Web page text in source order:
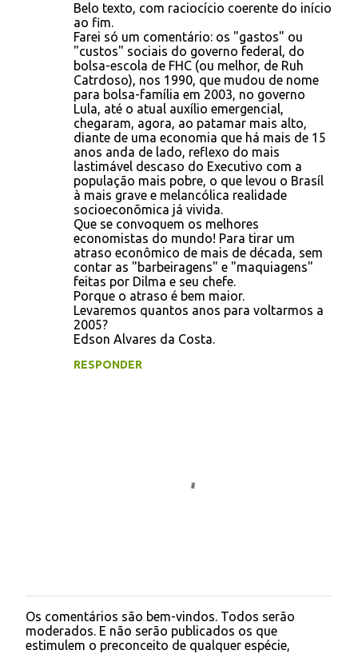
Belo texto, com raciocício coerente do início
ao fim.
Farei só um comentário: os "gastos" ou
"custos" sociais do governo federal, do
bolsa-escola de FHC (ou melhor, de Ruh
Catrdoso), nos 1990, que mudou de nome
para bolsa-família em 2003, no governo
Lula, até o atual auxílio emergencial,
chegaram, agora, ao patamar mais alto,
diante de uma economia que há mais de 15
anos anda de lado, reflexo do mais
lastimável descaso do Executivo com a
população mais pobre, o que levou o Brasíl
à mais grave e melancólica realidade
socioeconõmica já vivida.
Que se convoquem os melhores
economistas do mundo! Para tirar um
atraso econômico de mais de década, sem
contar as "barbeiragens" e "maquiagens"
feitas por Dilma e seu chefe.
Porque o atraso é bem maior.
Levaremos quantos anos para voltarmos a
2005?
Edson Alvares da Costa.
RESPONDER
P
o
s
Os comentários são bem-vindos. Todos serão
moderados. E não serão publicados os que
estimulem o preconceito de qualquer espécie,